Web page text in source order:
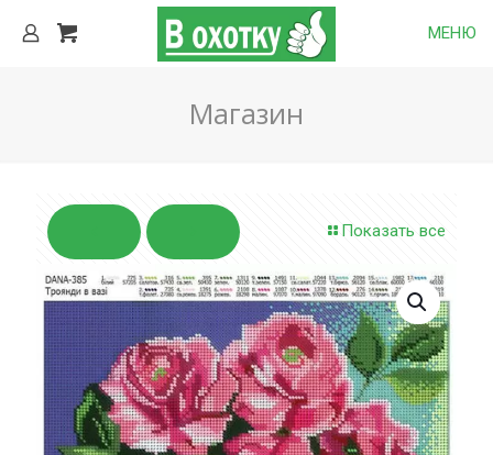
МЕНЮ
Магазин
Показать все